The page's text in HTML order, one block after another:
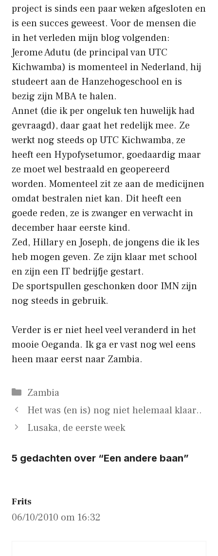
project is sinds een paar weken afgesloten en
is een succes geweest. Voor de mensen die
in het verleden mijn blog volgenden:
Jerome Adutu (de principal vanUTC
Kichwamba) is momenteel in Nederland, hij
studeert aan de Hanzehogeschool en is
bezig zijn MBA te halen.
Annet (die ik per ongelukten huwelijk had
gevraagd), daar gaat het redelijk mee. Ze
werkt nog steeds op UTC Kichwamba, ze
heeft een Hypofysetumor, goedaardig maar
ze moet wel bestraald en geopereerd
worden. Momenteel zit ze aan de medicijnen
omdat bestralen niet kan. Dit heeft een
goede reden, ze is zwanger en verwacht in
december haar eerste kind.
Zed, Hillary en Joseph, de jongens die ik les
heb mogen geven. Ze zijn klaar met school
en zijn een IT bedrijfje gestart.
De sportspullen geschonken door IMNzijn
nog steeds in gebruik.
Verder is er niet heel veel veranderd in het
mooie Oeganda. Ik ga er vast nog wel eens
heen maar eerst naar Zambia.
Categorieën
Zambia
Het was (en is) nog niet helemaal klaar..
Lusaka, de eerste week
5 gedachten over “Een andere baan”
Frits
06/10/2010 om 16:32